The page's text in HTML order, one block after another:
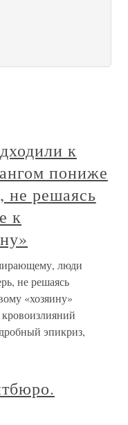
к
пониже
не решаясь
к
люди
не решаясь
«хозяину»
эпикриз,